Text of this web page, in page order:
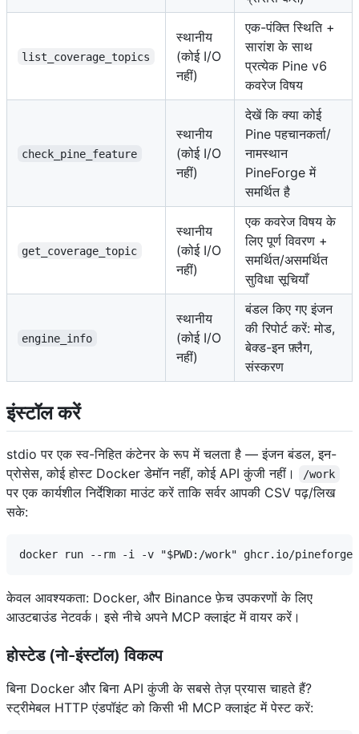
list_coverage_topics
स्थानीय
(कोई I/O
नहीं)
एक-पंक्ति स्थिति +
सारांश के साथ
प्रत्येक Pine v6
कवरेज विषय
check_pine_feature
स्थानीय
(कोई I/O
नहीं)
देखें कि क्या कोई
Pine पहचानकर्ता/
नामस्थान
PineForge में
समर्थित है
get_coverage_topic
स्थानीय
(कोई I/O
नहीं)
एक कवरेज विषय के
लिए पूर्ण विवरण +
समर्थित/असमर्थित
सुविधा सूचियाँ
engine_info
स्थानीय
(कोई I/O
नहीं)
बंडल किए गए इंजन
की रिपोर्ट करें: मोड,
बेक्ड-इन फ़्लैग,
संस्करण
इंस्टॉल करें
stdio पर एक स्व-निहित कंटेनर के रूप में चलता है — इंजन बंडल, इन-
प्रोसेस, कोई होस्ट Docker डेमॉन नहीं, कोई API कुंजी नहीं।
/work
पर एक कार्यशील निर्देशिका माउंट करें ताकि सर्वर आपकी CSV पढ़/लिख
सके:
केवल आवश्यकता: Docker, और Binance फ़ेच उपकरणों के लिए
आउटबाउंड नेटवर्क। इसे नीचे अपने MCP क्लाइंट में वायर करें।
होस्टेड (नो-इंस्टॉल) विकल्प
बिना Docker और बिना API कुंजी के सबसे तेज़ प्रयास चाहते हैं?
स्ट्रीमेबल HTTP एंडपॉइंट को किसी भी MCP क्लाइंट में पेस्ट करें: